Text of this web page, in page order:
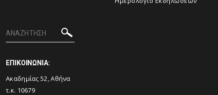
ΕΠΙΚΟΙΝΩΝΙΑ:
Ακαδημίας 52, Αθήνα
τ.κ. 10679